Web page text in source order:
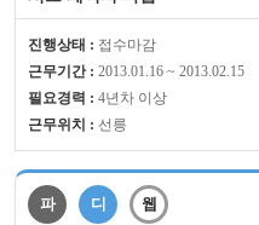
진행상태 : 접수마감
근무기간 : 2013.01.16 ~ 2013.02.15
필요경력 : 4년차 이상
근무위치 : 선릉
파 디 웹